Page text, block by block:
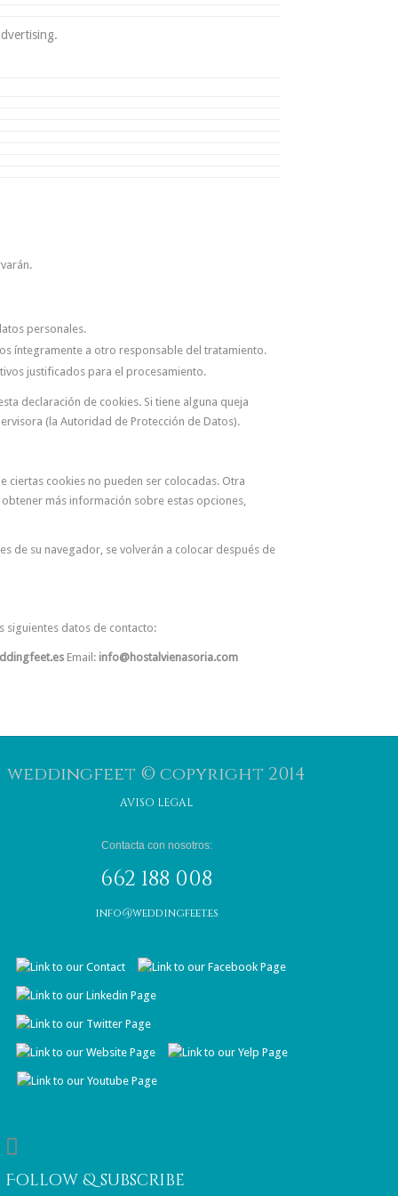
personales.
íntegramente a otro responsable del tratamiento.
justificados para el procesamiento.
declaración de cookies. Si tiene alguna queja
(la Autoridad de Protección de Datos).
ciertas cookies no pueden ser colocadas. Otra
más información sobre estas opciones,
de su navegador, se volverán a colocar después de
siguientes datos de contacto:
Email: info@hostalvienasoria.com
weddingfeet © copyright 2014
AVISO LEGAL
Contacta con nosotros:
662 188 008
info@weddingfeet.es

Follow & subscribe